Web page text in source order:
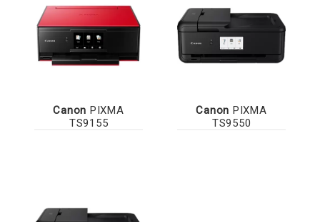
Canon PIXMA
TS9155
Canon PIXMA
TS9550